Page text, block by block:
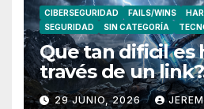
CIBERSEGURIDAD FAILS/WINS
SEGURIDAD
SIN CATEGORÍA
Que tan dificil es
través de un
29 JUNIO, 2026